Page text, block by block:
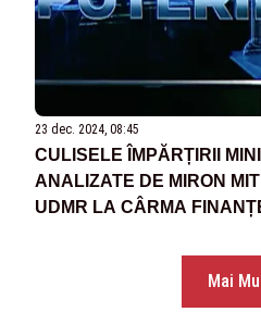
23 dec. 2024, 08:45
CULISELE ÎMPĂRȚIRII
ANALIZATE DE MIRON
UDMR LA CÂRMA
Mai